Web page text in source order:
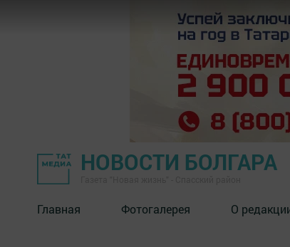
НОВОСТИ БОЛГАРА
Главная Фотогалерея О